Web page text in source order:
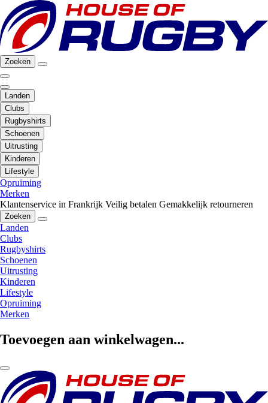
Zoeken
Landen
Clubs
Rugbyshirts
Schoenen
Uitrusting
Kinderen
Lifestyle
Opruiming
Merken
Klantenservice in Frankrijk Veilig betalen Gemakkelijk retourneren
Zoeken
Landen
Clubs
Rugbyshirts
Schoenen
Uitrusting
Kinderen
Lifestyle
Opruiming
Merken
Toevoegen aan winkelwagen...